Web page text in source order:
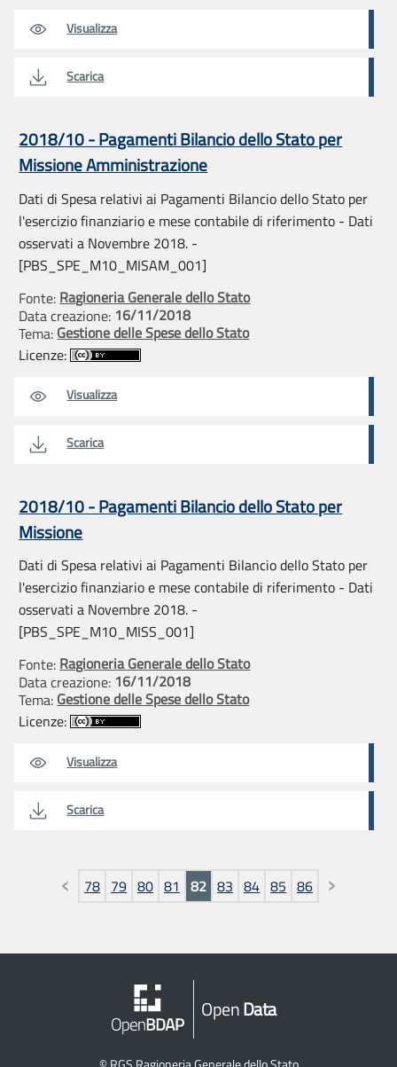
Visualizza
Scarica
2018/10 - Pagamenti Bilancio dello Stato per
Missione Amministrazione
Dati di Spesa relativi ai Pagamenti Bilancio dello Stato per
l'esercizio finanziario e mese contabile di riferimento - Dati
osservati a Novembre 2018. -
[PBS_SPE_M10_MISAM_001]
Fonte: Ragioneria Generale dello Stato
Data creazione: 16/11/2018
Tema: Gestione delle Spese dello Stato
Licenze:
Visualizza
Scarica
2018/10 - Pagamenti Bilancio dello Stato per
Missione
Dati di Spesa relativi ai Pagamenti Bilancio dello Stato per
l'esercizio finanziario e mese contabile di riferimento - Dati
osservati a Novembre 2018. -
[PBS_SPE_M10_MISS_001]
Fonte: Ragioneria Generale dello Stato
Data creazione: 16/11/2018
Tema: Gestione delle Spese dello Stato
Licenze:
Visualizza
Scarica
Pagine 78 79 80 81 82 83 84 85 86
OpenData